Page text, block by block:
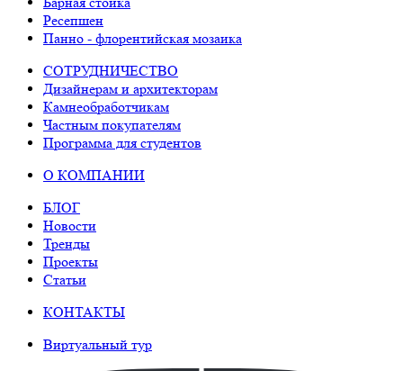
Ресепшен
Панно - флорентийская мозаика
СОТРУДНИЧЕСТВО
Дизайнерам и архитекторам
Камнеобработчикам
Частным покупателям
Программа для студентов
О КОМПАНИИ
БЛОГ
Новости
Тренды
Проекты
Статьи
КОНТАКТЫ
Виртуальный тур